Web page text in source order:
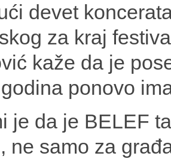
devet
za kraj
kaže da je
ponovo
je da je BELEF
ne samo za